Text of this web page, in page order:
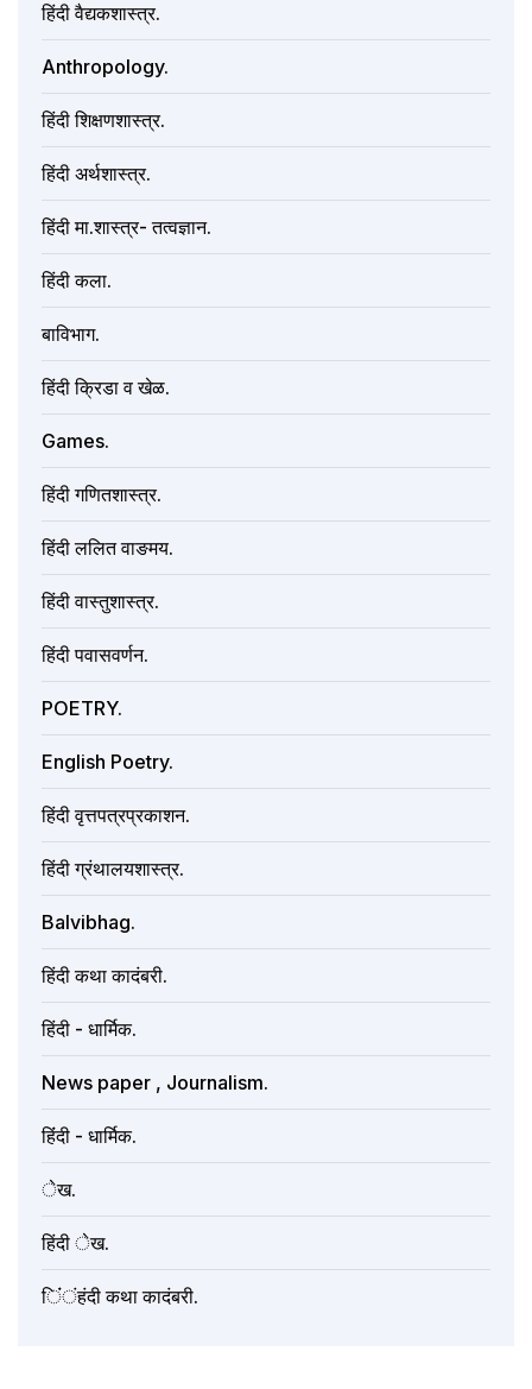
हिंदी वैद्यकशास्त्र.
Anthropology.
हिंदी शिक्षणशास्त्र.
हिंदी अर्थशास्त्र.
हिंदी मा.शास्त्र- तत्वज्ञान.
हिंदी कला.
बाविभाग.
हिंदी क्रिडा व खेळ.
Games.
हिंदी गणितशास्त्र.
हिंदी ललित वाङमय.
हिंदी वास्तुशास्त्र.
हिंदी पवासवर्णन.
POETRY.
English Poetry.
हिंदी वृत्तपत्रप्रकाशन.
हिंदी ग्रंथालयशास्त्र.
Balvibhag.
हिंदी कथा कादंबरी.
हिंदी - धार्मिक.
News paper , Journalism.
हिंंदी - धार्मिक.
ेख.
हिंदी ेख.
िंंंहंदी कथा कादंबरी.